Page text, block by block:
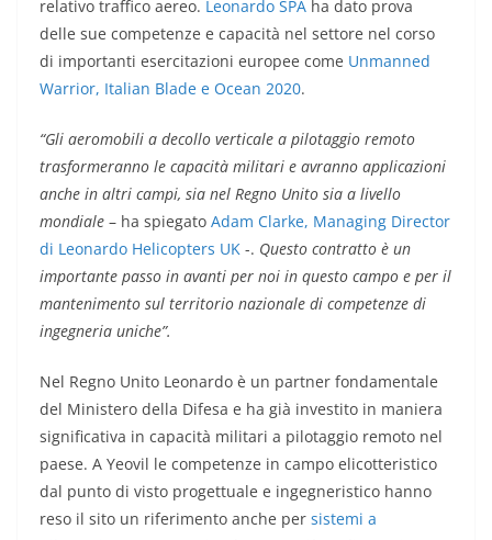
relativo traffico aereo. Leonardo SPA ha dato prova
delle sue competenze e capacità nel settore nel corso
di importanti esercitazioni europee come Unmanned
Warrior, Italian Blade e Ocean 2020.
“Gli aeromobili a decollo verticale a pilotaggio remoto
trasformeranno le capacità militari e avranno applicazioni
anche in altri campi, sia nel Regno Unito sia a livello
mondiale – ha spiegato Adam Clarke, Managing Director
di Leonardo Helicopters UK -. Questo contratto è un
importante passo in avanti per noi in questo campo e per il
mantenimento sul territorio nazionale di competenze di
ingegneria uniche”.
Nel Regno Unito Leonardo è un partner fondamentale
del Ministero della Difesa e ha già investito in maniera
significativa in capacità militari a pilotaggio remoto nel
paese. A Yeovil le competenze in campo elicotteristico
dal punto di visto progettuale e ingegneristico hanno
reso il sito un riferimento anche per sistemi a